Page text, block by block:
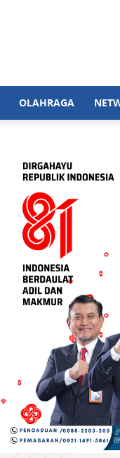
OLAHRAGA